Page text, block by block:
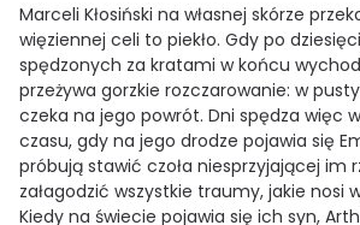
Marceli Kłosiński na własnej skórze
więziennej celi to piekło. Gdy po
spędzonych za kratami w końcu
przeżywa gorzkie rozczarowanie: w
czeka na jego powrót. Dni spędza więc
czasu, gdy na jego drodze pojawia się
próbują stawić czoła niesprzyjającej im
załagodzić wszystkie traumy, jakie nosi
Kiedy na świecie pojawia się ich syn,